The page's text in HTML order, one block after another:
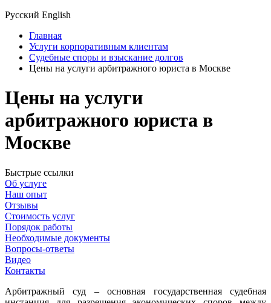
Русский English
Главная
Услуги корпоративным клиентам
Судебные споры и взыскание долгов
Цены на услуги арбитражного юриста в Москве
Цены на услуги
арбитражного юриста в
Москве
Быстрые ссылки
Об услуге
Наш опыт
Отзывы
Стоимость услуг
Порядок работы
Необходимые документы
Вопросы-ответы
Видео
Контакты
Арбитражный суд – основная государственная судебная